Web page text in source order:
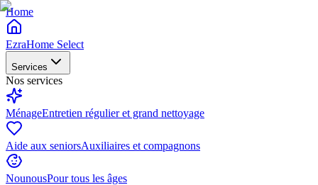
Home
EzraHome Select
Services
Nos services
MénageEntretien régulier et grand nettoyage
Aide aux seniorsAuxiliaires et compagnons
NounousPour tous les âges